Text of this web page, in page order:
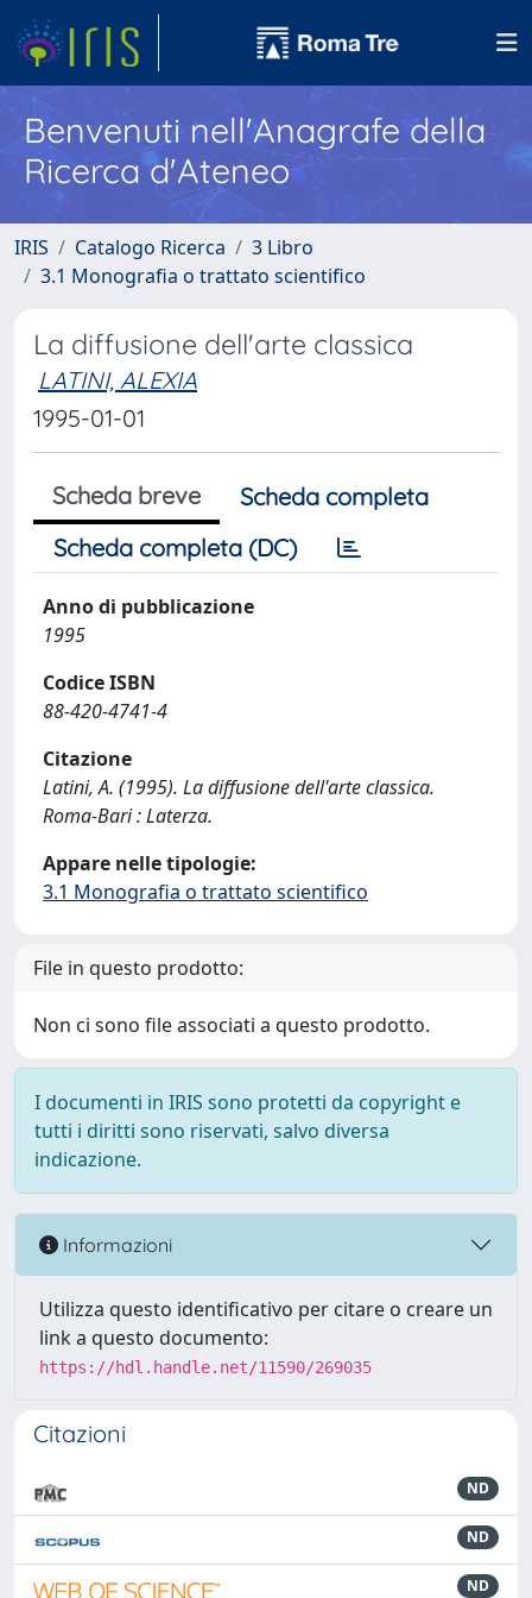
Benvenuti nell'Anagrafe della
Ricerca d'Ateneo
IRIS Catalogo Ricerca
3 Libro
3.1 Monografia o trattato scientifico
La diffusione dell'arte classica
LATINI, ALEXIA
1995-01-01
Scheda breve
Scheda completa
Scheda completa (DC)
Anno di pubblicazione
1995
Codice ISBN
88-420-4741-4
Citazione
Latini, A. (1995). La diffusione dell'arte classica.
Roma-Bari : Laterza.
Appare nelle tipologie:
3.1 Monografia o trattato scientifico
File in questo prodotto:
Non ci sono file associati a questo prodotto.
I documenti in IRIS sono protetti da copyright e
tutti i diritti sono riservati, salvo diversa
indicazione.
Informazioni
Utilizza questo identificativo per citare o creare un
link a questo documento:
https://hdl.handle.net/11590/269035
Citazioni
ND
ND
ND